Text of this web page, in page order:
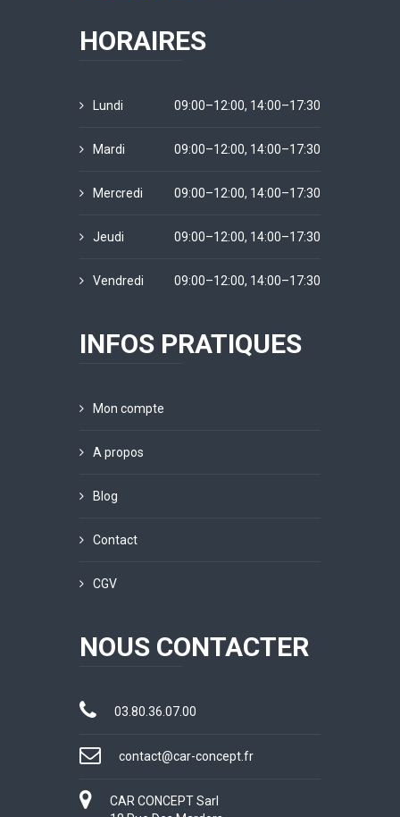
HORAIRES
Lundi 09:00–12:00, 14:00–17:30
Mardi 09:00–12:00, 14:00–17:30
Mercredi 09:00–12:00, 14:00–17:30
Jeudi 09:00–12:00, 14:00–17:30
Vendredi 09:00–12:00, 14:00–17:30
INFOS PRATIQUES
Mon compte
A propos
Blog
Contact
CGV
NOUS CONTACTER
03.80.36.07.00
contact@car-concept.fr
CAR CONCEPT Sarl